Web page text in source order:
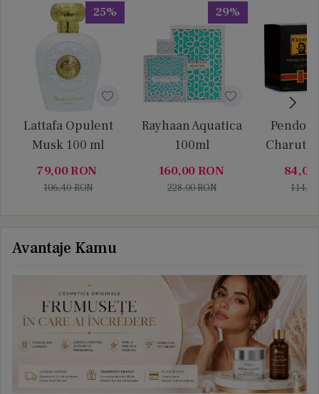
25%
Lattafa Opulent
Musk 100 ml
79,00RON
106,40RON
29%
Rayhaan Aquatica
100ml
160,00 RON
228,00RON
Charuto
84,00
Avantaje Kamu